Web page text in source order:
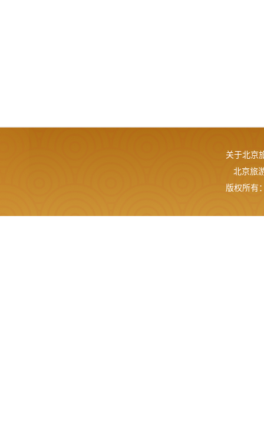
关于北京
北京旅
版权所有